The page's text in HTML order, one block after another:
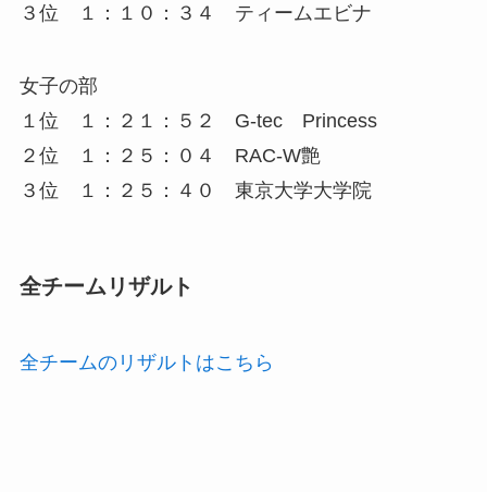
３位 １：１０：３４ ティームエビナ
女子の部
１位 １：２１：５２ G-tec Princess
２位 １：２５：０４ RAC-W艶
３位 １：２５：４０ 東京大学大学院
全チームリザルト
全チームのリザルトはこちら